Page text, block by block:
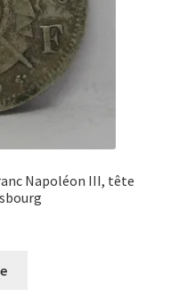
Napoléon III, tête